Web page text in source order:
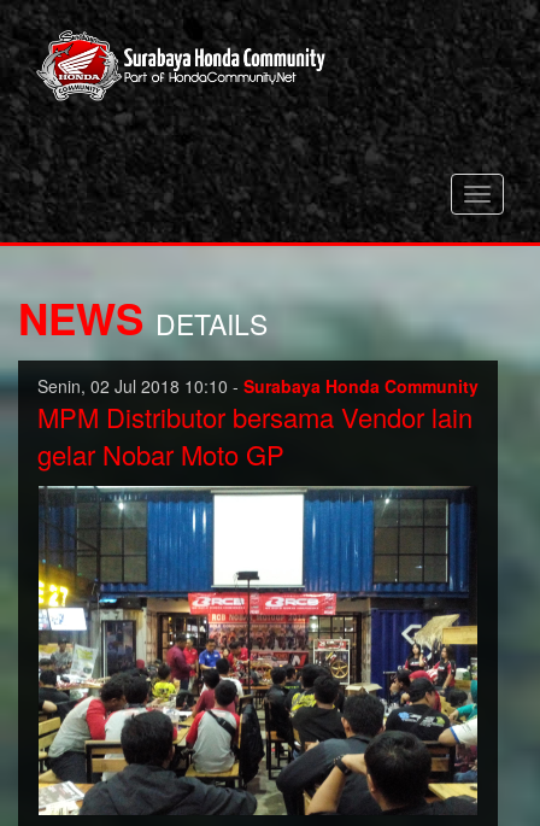
Toggle
NEWS DETAILS
Senin, 02 Jul 2018 10:10 - Surabaya Honda Community
MPM Distributor bersama Vendor lain
gelar Nobar Moto GP